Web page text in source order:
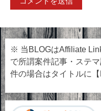
※ 当BLOGはAffiliate
で所謂案件記事・ステ
件の場合はタイトルに【